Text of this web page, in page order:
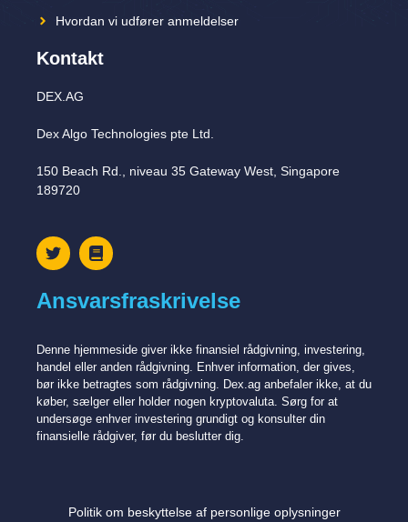
Hvordan vi udfører anmeldelser
Kontakt
DEX.AG
Dex Algo Technologies pte Ltd.
150 Beach Rd., niveau 35 Gateway West, Singapore
189720
Ansvarsfraskrivelse
Denne hjemmeside giver ikke finansiel rådgivning, investering,
handel eller anden rådgivning. Enhver information, der gives,
bør ikke betragtes som rådgivning. Dex.ag anbefaler ikke, at du
køber, sælger eller holder nogen kryptovaluta. Sørg for at
undersøge enhver investering grundigt og konsulter din
finansielle rådgiver, før du beslutter dig.
Politik om beskyttelse af personlige oplysninger